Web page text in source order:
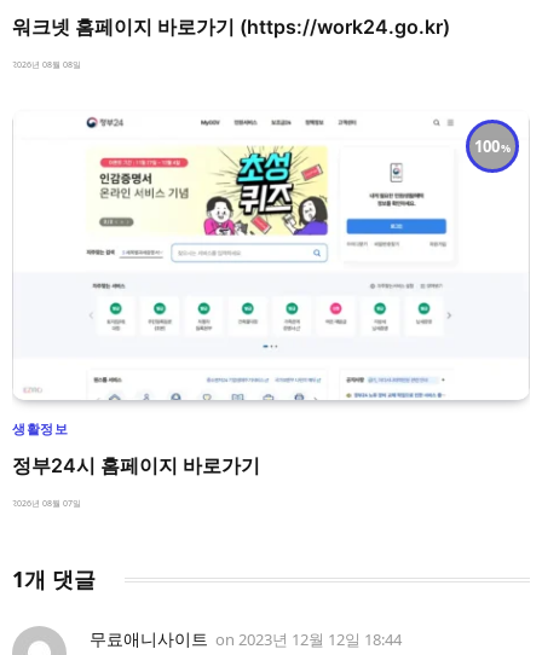
워크넷 홈페이지 바로가기 (https://work24.go.kr)
2026년 08월 08일
100
생활정보
정부24시 홈페이지 바로가기
2026년 08월 07일
1개 댓글
무료애니사이트 on 2023년 12월 12일 18:44